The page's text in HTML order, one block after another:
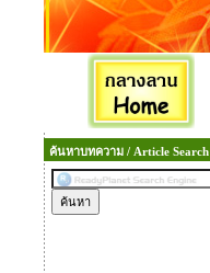
ค้นหาบทความ / Article Search